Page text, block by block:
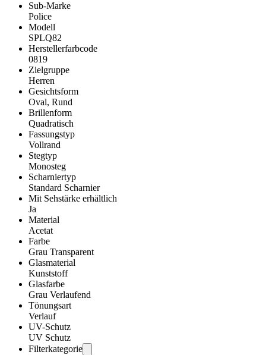
Sub-Marke
Police
Modell
SPLQ82
Herstellerfarbcode
0819
Zielgruppe
Herren
Gesichtsform
Oval, Rund
Brillenform
Quadratisch
Fassungstyp
Vollrand
Stegtyp
Monosteg
Scharniertyp
Standard Scharnier
Mit Sehstärke erhältlich
Ja
Material
Acetat
Farbe
Grau Transparent
Glasmaterial
Kunststoff
Glasfarbe
Grau Verlaufend
Tönungsart
Verlauf
UV-Schutz
UV Schutz
Filterkategorie